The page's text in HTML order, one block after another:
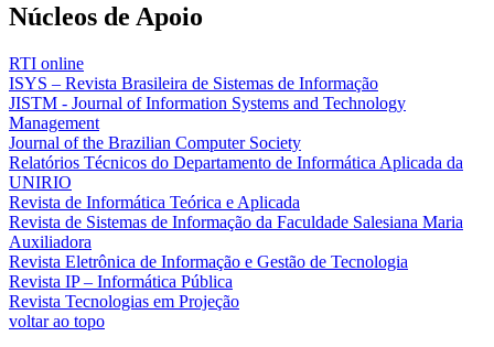
Núcleos de Apoio
RTI online
ISYS – Revista Brasileira de Sistemas de Informação
JISTM - Journal of Information Systems and Technology
Management
Journal of the Brazilian Computer Society
Relatórios Técnicos do Departamento de Informática Aplicada da
UNIRIO
Revista de Informática Teórica e Aplicada
Revista de Sistemas de Informação da Faculdade Salesiana Maria
Auxiliadora
Revista Eletrônica de Informação e Gestão de Tecnologia
Revista IP – Informática Pública
Revista Tecnologias em Projeção
voltar ao topo